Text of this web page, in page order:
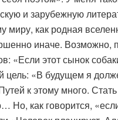
и зарубежную
миру, как родная
иначе. Возможно,
«Если этот сынок
цель: «В будущем я
к этому много.
Но, как говорится,